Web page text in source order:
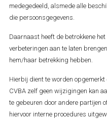
medegedeeld, alsmede alle
die persoonsgegevens.
Daarnaast heeft de betrokkene
verbeteringen aan te laten
hem/haar betrekking hebben.
Hierbij dient te worden
CVBA zelf geen wijzigingen kan
te gebeuren door andere partijen
hiervoor interne procedures